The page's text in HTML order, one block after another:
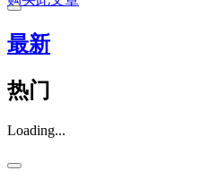
最新
热门
Loading...